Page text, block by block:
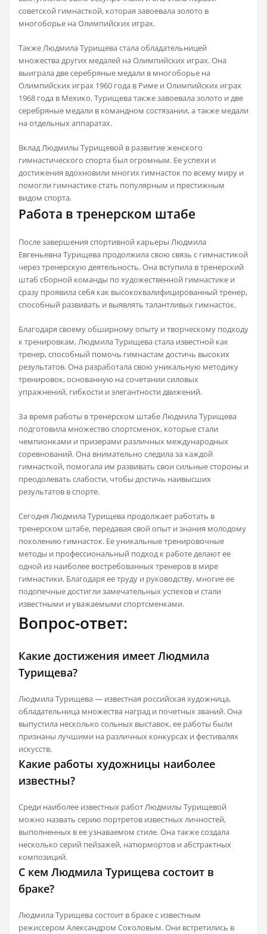
советской гимнасткой, которая завоевала золото в
многоборье на Олимпийских играх.
Также Людмила Турищева стала обладательницей
множества других медалей на Олимпийских играх. Она
выиграла две серебряные медали в многоборье на
Олимпийских играх 1960 года в Риме и Олимпийских играх
1968 года в Мехико. Турищева также завоевала золото и две
серебряные медали в командном состязании, а также медали
на отдельных аппаратах.
Вклад Людмилы Турищевой в развитие женского
гимнастического спорта был огромным. Ее успехи и
достижения вдохновили многих гимнасток по всему миру и
помогли гимнастике стать популярным и престижным
видом спорта.
Работа в тренерском штабе
После завершения спортивной карьеры Людмила
Евгеньевна Турищева продолжила свою связь с гимнастикой
через тренерскую деятельность. Она вступила в тренерский
штаб сборной команды по художественной гимнастике и
сразу проявила себя как высококвалифицированный тренер,
способный развивать и выявлять талантливых гимнасток.
Благодаря своему обширному опыту и творческому подходу
к тренировкам, Людмила Турищева стала известной как
тренер, способный помочь гимнастам достичь высоких
результатов. Она разработала свою уникальную методику
тренировок, основанную на сочетании силовых
упражнений, гибкости и элегантности движений.
За время работы в тренерском штабе Людмила Турищева
подготовила множество спортсменок, которые стали
чемпионками и призерами различных международных
соревнований. Она внимательно следила за каждой
гимнасткой, помогала им развивать свои сильные стороны и
преодолевать слабости, чтобы достичь наивысших
результатов в спорте.
Сегодня Людмила Турищева продолжает работать в
тренерском штабе, передавая свой опыт и знания молодому
поколению гимнасток. Ее уникальные тренировочные
методы и профессиональный подход к работе делают ее
одной из наиболее востребованных тренеров в мире
гимнастики. Благодаря ее труду и руководству, многие ее
подопечные достигли замечательных успехов и стали
известными и уважаемыми спортсменками.
Вопрос-ответ:
Какие достижения имеет Людмила
Турищева?
Людмила Турищева — известная российская художница,
обладательница множества наград и почетных званий. Она
выпустила несколько сольных выставок, ее работы были
признаны лучшими на различных конкурсах и фестивалях
искусств.
Какие работы художницы наиболее
известны?
Среди наиболее известных работ Людмилы Турищевой
можно назвать серию портретов известных личностей,
выполненных в ее узнаваемом стиле. Она также создала
несколько серий пейзажей, натюрмортов и абстрактных
композиций.
С кем Людмила Турищева состоит в
браке?
Людмила Турищева состоит в браке с известным
режиссером Александром Соколовым. Они встретились в